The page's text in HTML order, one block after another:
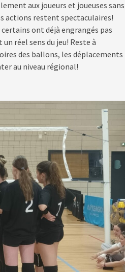
aux joueurs et joueuses sans
actions restent spectaculaires!
ont déjà engrangés pas
réel sens du jeu! Reste à
des ballons, les déplacements
au niveau régional!